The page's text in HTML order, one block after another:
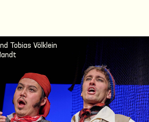
Tobias Völklein